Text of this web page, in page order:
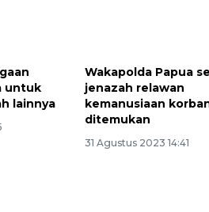
untuk
lainnya
Wakapolda Papua
jenazah relawan
kemanusiaan
ditemukan
31 Agustus 2023 14:41